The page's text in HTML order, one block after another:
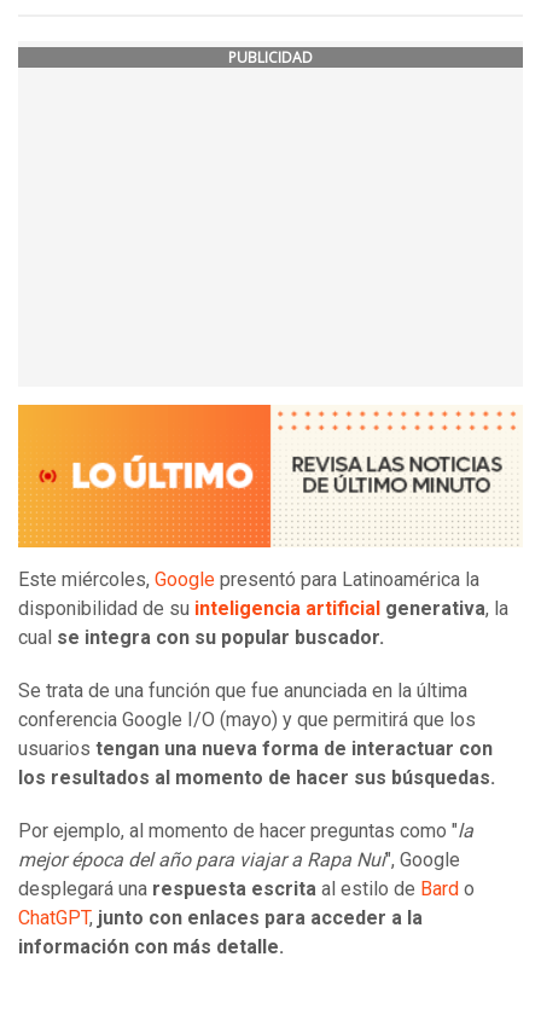
PUBLICIDAD
Este miércoles, Google presentó para Latinoamérica la
disponibilidad de su inteligencia artificial generativa, la
cual se integra con su popular buscador.
Se trata de una función que fue anunciada en la última
conferencia Google I/O (mayo) y que permitirá que los
usuarios tengan una nueva forma de interactuar con
los resultados al momento de hacer sus búsquedas.
Por ejemplo, al momento de hacer preguntas como "la
mejor época del año para viajar a Rapa Nui", Google
desplegará una respuesta escrita al estilo de Bard o
ChatGPT, junto con enlaces para acceder a la
información con más detalle.